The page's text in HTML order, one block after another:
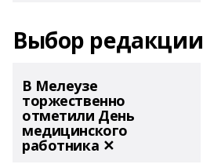
Выбор редакции
В Мелеузе
торжественно
отметили День
медицинского
работника ✕